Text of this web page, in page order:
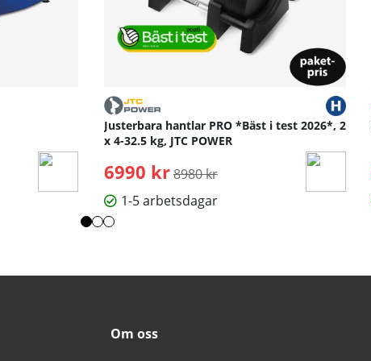
Justerbara hantlar PRO *Bäst i test 2026*, 2
x 4-32.5 kg, JTC POWER
6990 kr Ordinarie pris:
8980 kr
1-5 arbetsdagar
Om oss